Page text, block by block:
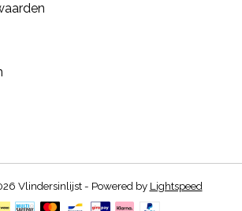
Vlindersinlijst - Powered by Lightspeed